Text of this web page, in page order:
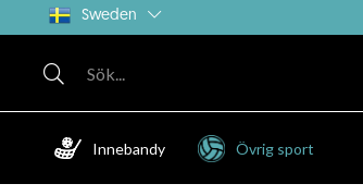
Sweden
Innebandy Övrig sport